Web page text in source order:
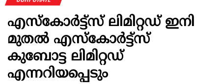
എസ്കോർട്ട്സ് ലിമിറ്റഡ് ഇനി
മുതൽ എസ്കോർട്ട്സ്
കുബോട്ട ലിമിറ്റഡ്
എന്നറിയപ്പെടും